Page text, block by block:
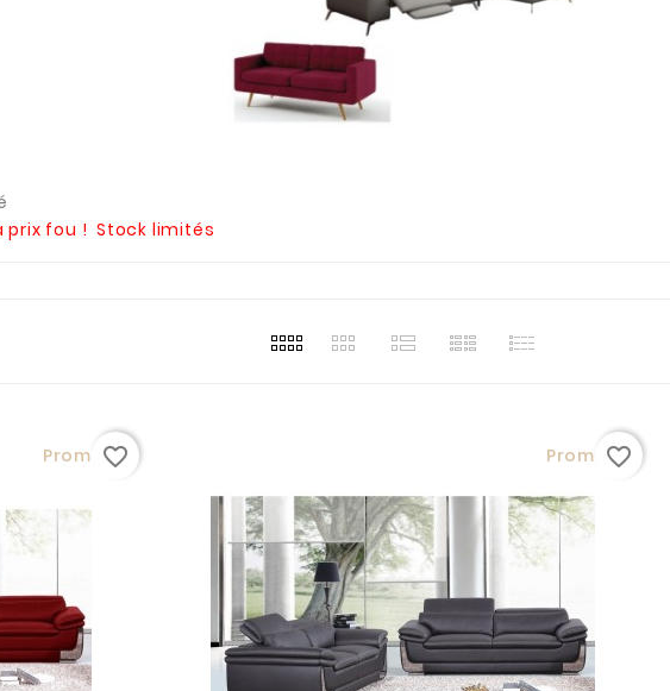
prix fou ! Stock limités
Promo !favorite_border Promo !favorite_border